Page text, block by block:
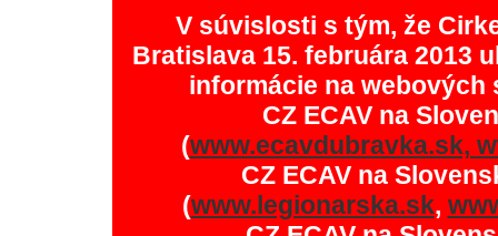
V súvislosti s tým, že
Bratislava 15. februára 2013
informácie na
CZ ECAV na
(www.ecavdubravka.sk,
CZ ECAV na
(www.legionarska.sk,